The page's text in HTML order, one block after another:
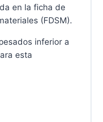
en la ficha de
(FDSM).
inferior a
esta